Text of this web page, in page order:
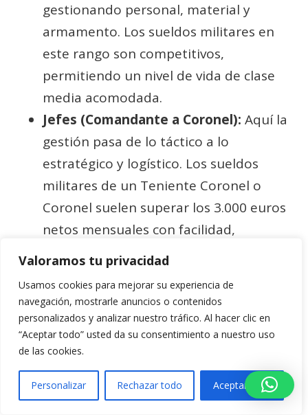
Valoramos tu privacidad
Usamos cookies para mejorar su experiencia de
navegación, mostrarle anuncios o contenidos
personalizados y analizar nuestro tráfico. Al hacer clic en
“Aceptar todo” usted da su consentimiento a nuestro uso
de las cookies.
Personalizar Rechazar todo Aceptar todo
gestionando personal, material y
armamento. Los sueldos militares en
este rango son competitivos,
permitiendo un nivel de vida de clase
media acomodada.
Jefes (Comandante a Coronel): Aquí la
gestión pasa de lo táctico a lo
estratégico y logístico. Los sueldos
militares de un Teniente Coronel o
Coronel suelen superar los 3.000 euros
netos mensuales con facilidad,
especialmente si ocupan cargos de
jefatura en unidades grandes o
puestos en el Estado Mayor.
El generalato
Los Generales ocupan la cúspide. Sus
sueldos militares están regulados de forma